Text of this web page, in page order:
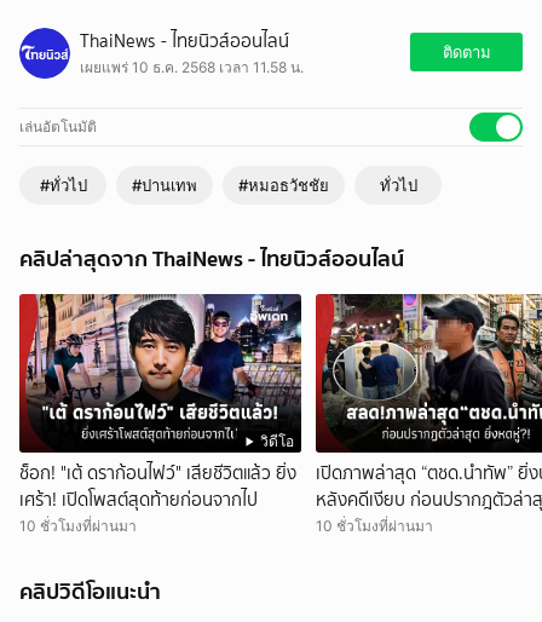
"อ.ปานเทพ" มองขาดคดีนัทปง! ซ้ำเห็นตรง "หมอธวัชชัย" น่าสงสัยคนนี้?
ติดตามคลิป และข่าวสารอื่น ๆ ที่น่าสนใจได้ที่ช่อง Line Today
https://liff.line.me/1454988218-NjbXbq18/v2/publisher/102634?
ThaiNews - ไทยนิวส์ออนไลน์
เผยแพร่ 10 ธ.ค. 2568 เวลา 11.58 น.
ติดตาม
เล่นอัตโนมัติ
#ทั่วไป #ปานเทพ #หมอธวัชชัย ทั่วไป
คลิปล่าสุดจาก ThaiNews - ไทยนิวส์ออนไลน์
วิดีโอ
ช็อก! "เต้ ดราก้อนไฟว์" เสียชีวิตแล้ว ยิ่ง
เศร้า! เปิดโพสต์สุดท้ายก่อนจากไป
10 ชั่วโมงที่ผ่านมา
เปิดภาพล่าสุด “ตชด.นำทัพ” ยิ่
หลังคดีเงียบ ก่อนปรากฎตัวล่า
หดหู่?!
10 ชั่วโมงที่ผ่านมา
คลิปวิดีโอแนะนำ